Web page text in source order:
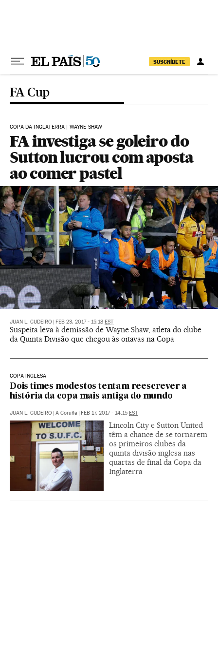
SUSCRÍBETE
FA Cup
COPA DA INGLATERRA | WAYNE SHAW
FA investiga se goleiro do
Sutton lucrou com aposta
ao comer pastel
JUAN L. CUDEIRO FEB 23, 2017 - 15:18 EST
Suspeita leva à demissão de Wayne Shaw, atleta do clube
da Quinta Divisão que chegou às oitavas na Copa
COPA INGLESA
Dois times modestos tentam reescrever a
história da copa mais antiga do mundo
JUAN L. CUDEIRO A Coruña FEB 17, 2017 - 14:15 EST
Lincoln City e Sutton United
têm a chance de se tornarem
os primeiros clubes da
quinta divisão inglesa nas
quartas de final da Copa da
Inglaterra